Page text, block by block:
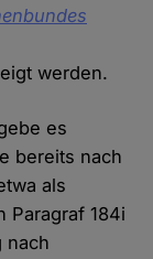
werden.
es
bereits nach
als
Paragraf 184i
nach